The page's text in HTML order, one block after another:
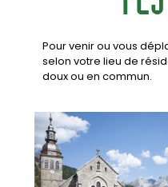
Pour venir ou vous
selon votre lieu de
doux ou en commun.